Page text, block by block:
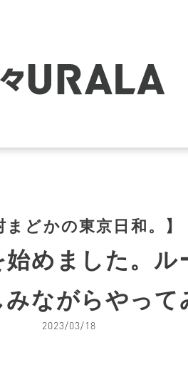
まどかの東京日和。】
めました。ル
ながらやって
2023/03/18